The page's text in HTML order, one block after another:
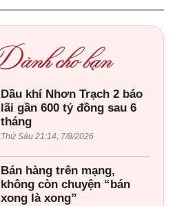
Dầu khí Nhơn Trạch 2 báo
lãi gần 600 tỷ đồng sau 6
tháng
Thứ Sáu 21:14, 7/8/2026
Bán hàng trên mạng,
không còn chuyện “bán
xong là xong”